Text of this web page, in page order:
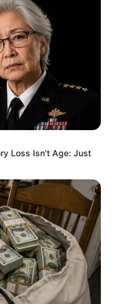
This Simple Trick!
If It's Legit - Here's
Loss Isn't Age: Just